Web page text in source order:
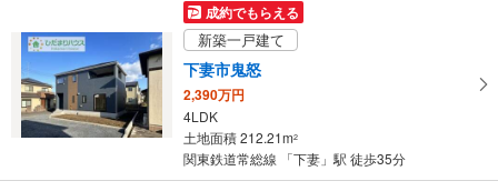
イ
ペ
ー
ジ
存
成約でもらえる
新築一戸建て
下妻市鬼怒
2,390万円
4LDK
土地面積 212.21m2
関東鉄道常総線 「下妻」駅 徒歩35分